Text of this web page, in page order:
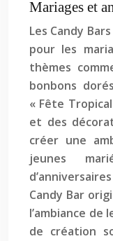
Mariages et
Les Candy
pour les
thèmes
bonbons
« Fête
et des
créer une
jeunes
Candy Bar
l’ambiance de
de création